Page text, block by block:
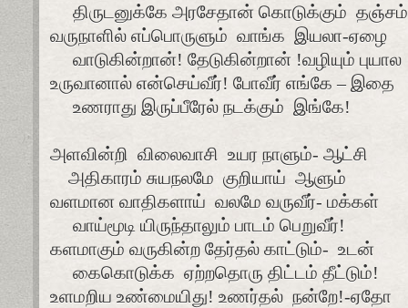
திருடனுக்கே அரசேதான் கொடுக்கும்
வருநாளில் எப்பொருளும் வாங்க இயலா-ஏழை
வாடுகின்றான்! தேடுகின்றான் !வழியும் புயால
உருவானால் என்செய்வீர்! போவீர் எங்கே – இதை
உணராது இருப்பீரேல் நடக்கும் இங்கே!
அளவின்றி விலைவாசி உயர நாளும்- ஆட்சி
அதிகாரம் சுயநலமே குறியாய் ஆளும்
வளமான வாதிகளாய் வலமே வருவீர்- மக்கள்
வாய்மூடி யிருந்தாலும் பாடம் பெறுவீர்!
களமாகும் வருகின்ற தேர்தல் காட்டும்- உடன்
கைகொடுக்க ஏற்றதொரு திட்டம் தீட்டும்!
உளமறிய உண்மையிது! உணர்தல் நன்றே!-ஏதோ